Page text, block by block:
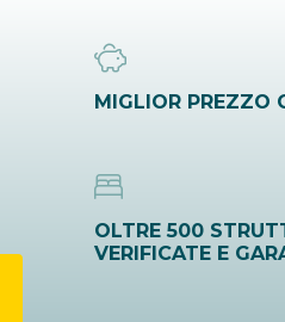
MIGLIOR PREZZO
OLTRE 500
VERIFICATE E